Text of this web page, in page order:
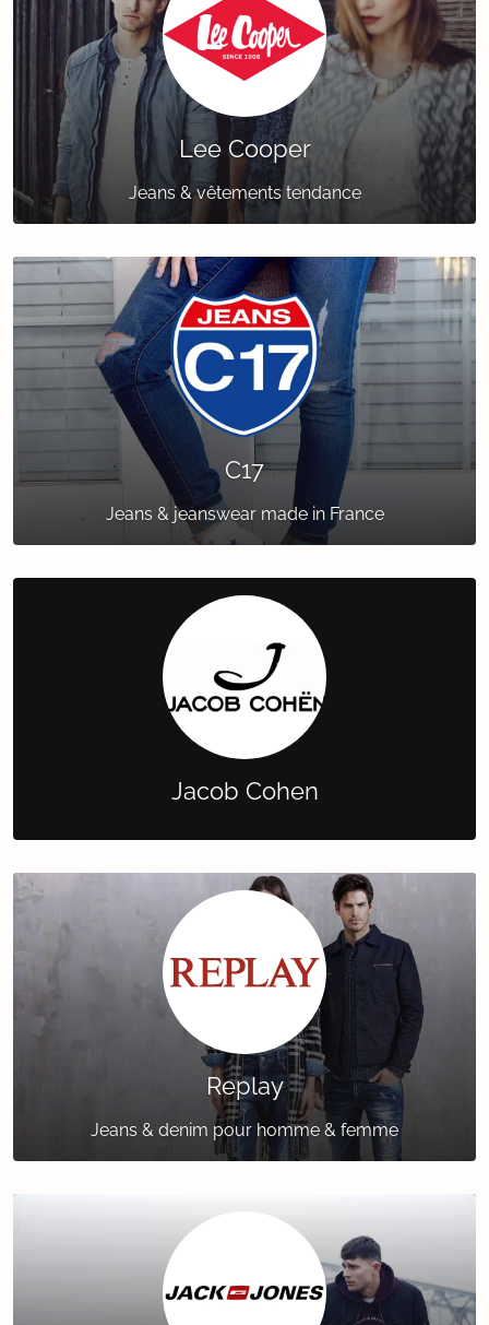
Lee Cooper
Jeans & vêtements tendance
C17
Jeans & jeanswear made in France
Jacob Cohen
Replay
Jeans & denim pour homme & femme